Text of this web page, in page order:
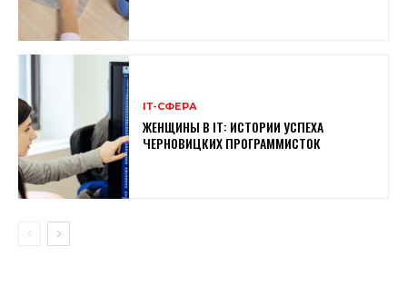
ІТ-СФЕРА
ЖЕНЩИНЫ В ІТ: ИСТОРИИ УСПЕХА
ЧЕРНОВИЦКИХ ПРОГРАММИСТОК